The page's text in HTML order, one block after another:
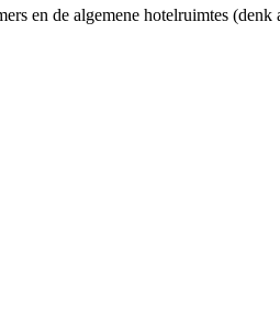
en de algemene hotelruimtes